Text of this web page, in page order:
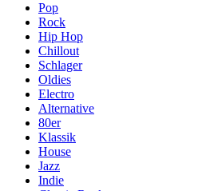
Pop
Rock
Hip Hop
Chillout
Schlager
Oldies
Electro
Alternative
80er
Klassik
House
Jazz
Indie